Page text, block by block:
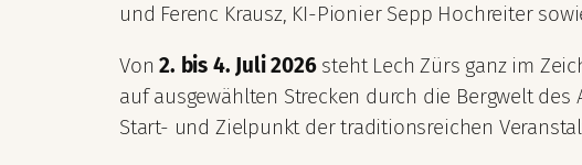
und Ferenc Krausz, KI-Pionier Sepp Hochreiter
Von2. bis 4. Juli 2026steht Lech Zürs ganz im
auf ausgewählten Strecken durch die Bergwelt
Start- und Zielpunkt der traditionsreichen